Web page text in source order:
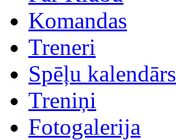
Komandas
Treneri
Spēļu kalendārs
Treniņi
Fotogalerija